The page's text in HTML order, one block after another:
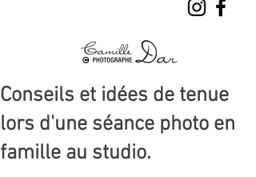
Conseils et idées de tenue
lors d'une séance photo en
famille au studio.